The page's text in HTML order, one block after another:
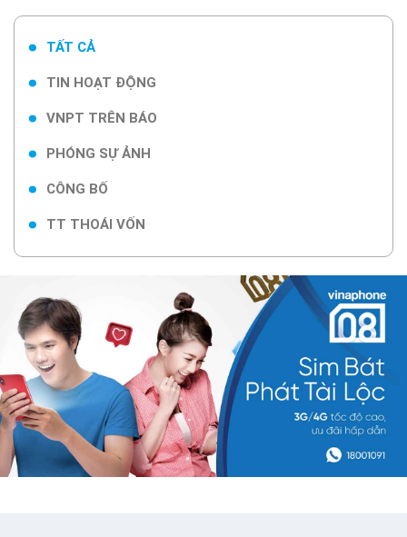
TẤT CẢ
TIN HOẠT ĐỘNG
VNPT TRÊN BÁO
PHÓNG SỰ ẢNH
CÔNG BỐ
TT THOÁI VỐN